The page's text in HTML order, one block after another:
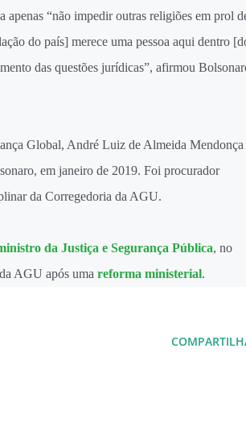
“não impedir outras religiões em prol
do país] merece uma pessoa aqui dentro
das questões jurídicas”, afirmou
Global, André Luiz de Almeida Mendonça
em janeiro de 2019. Foi procurador
da Corregedoria da AGU.
da Justiça e Segurança Pública, no
AGU após uma reforma ministerial.